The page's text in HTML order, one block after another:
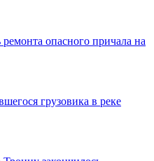
опасного причала на
грузовика в реке